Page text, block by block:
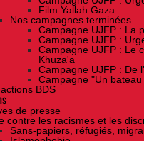
Film Yallah Gaza
Nos campagnes terminées
Campagne UJFP : La
Campagne UJFP :
Campagne UJFP : Le
Khuza'a
Campagne UJFP : De
Campagne "Un
BDS
de presse
contre les racismes et les
Sans-papiers, réfugiés,